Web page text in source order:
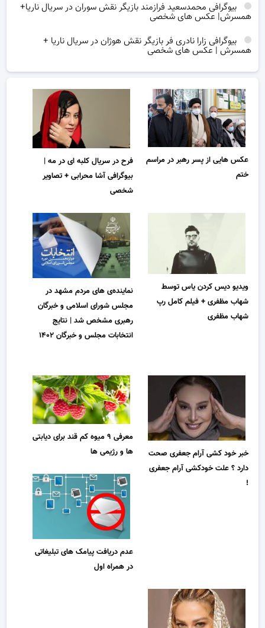
بیوگرافی محمدسعید فرازمند بازیگر نقش سوران در سریال ناریا+
همسرش| عکس های شخصی
بیوگرافی زارا نادری فر بازیگر نقش هوژان در سریال ناریا +
همسرش | عکس های شخصی
عکس هایی از پسر رهبر در مراسم
ختم
فرح در سریال کلبه ای در مه |
بیوگرافی آشا محرابی + تصاویر
شخصی
ویدیو دیس کردن یاس توسط
شهاب مظفری + فیلم کامل رپ
شهاب مظفری
نماینده‌ی های مردم مشهد در
مجلس شورای اسلامی و خبرگان
رهبری مشخص شد | نتایج
انتخابات مجلس و خبرگان ۱۴۰۲
خبر خود کشی آرام جعفری صحت
دارد ؟ علت خودکشی آرام جعفری
!
معرفی ۹ میوه کم قند برای دیابتی
ها و رژیمی ها
عدم دریافت پیامک های تبلیغاتی
در همراه اول